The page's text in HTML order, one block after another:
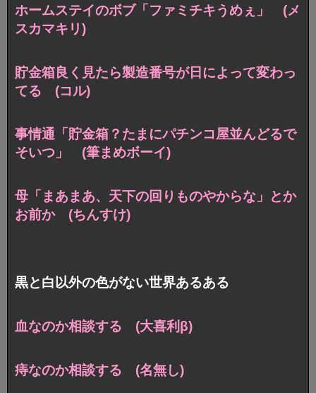
ホームステイのボブ「ファミチキうめぇ」 (メ
スカマキリ)
貯金箱良く見たら製造番号が日によって変わっ
てる (コル)
事情通「貯金箱？たまにパチンコ屋並んどるで
そいつ」 (筆まめボーイ)
母「まあまあ、天下の回りものやからな」とか
お前か (ちんすけ)
黒と白以外の色がない世界あるある
血なのか相談する (大喜利β)
痔なのか相談する (名無し)